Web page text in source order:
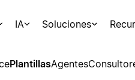
IA Soluciones
PlantillasAgentes